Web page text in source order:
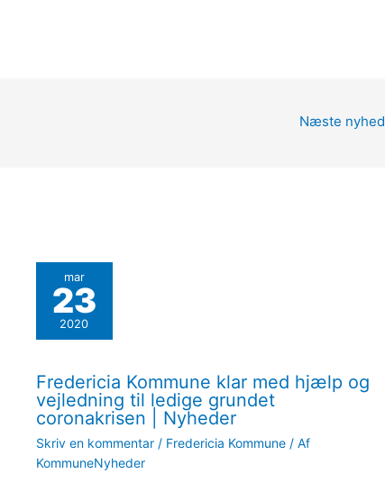
Næste nyhed
mar
23
2020
Fredericia Kommune klar med hjælp og
vejledning til ledige grundet
coronakrisen | Nyheder
Skriv en kommentar / Fredericia Kommune/ Af
KommuneNyheder